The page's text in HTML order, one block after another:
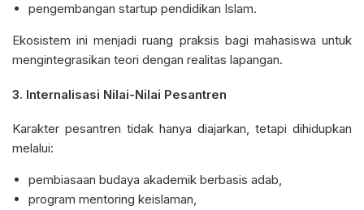
pengembangan startup pendidikan Islam.
Ekosistem ini menjadi ruang praksis bagi mahasiswa untuk
mengintegrasikan teori dengan realitas lapangan.
3. Internalisasi Nilai-Nilai Pesantren
Karakter pesantren tidak hanya diajarkan, tetapi dihidupkan
melalui:
pembiasaan budaya akademik berbasis adab,
program mentoring keislaman,